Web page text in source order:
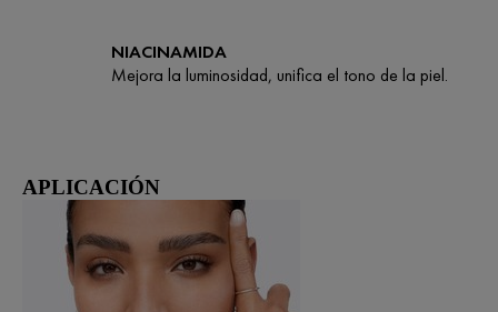
NIACINAMIDA
Mejora la luminosidad, unifica el tono de la piel.
APLICACIÓN